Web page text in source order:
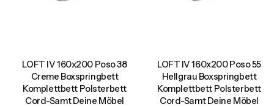
LOFT IV 160x200 Poso 38
Creme Boxspringbett
Komplettbett Polsterbett
Cord-Samt Deine Möbel
LOFT IV 160x200 Poso 55
Hellgrau Boxspringbett
Komplettbett Polsterbett
Cord-Samt Deine Möbel